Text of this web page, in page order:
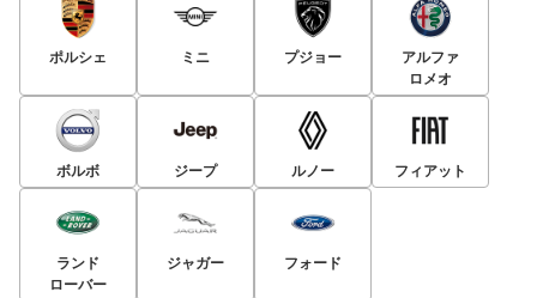
ポルシェ ミニ プジョー
アルファ
ロメオ
ボルボ ジープ ルノー フィアット
ランド
ローバー
ジャガー フォード